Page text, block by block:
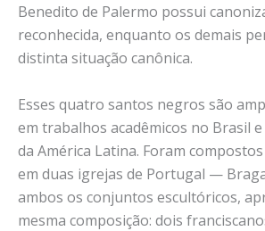
Benedito de Palermo possui
reconhecida, enquanto os demais
distinta situação canônica.
Esses quatro santos negros são
em trabalhos acadêmicos no Brasil
da América Latina. Foram
em duas igrejas de Portugal —
ambos os conjuntos escultóricos,
mesma composição: dois